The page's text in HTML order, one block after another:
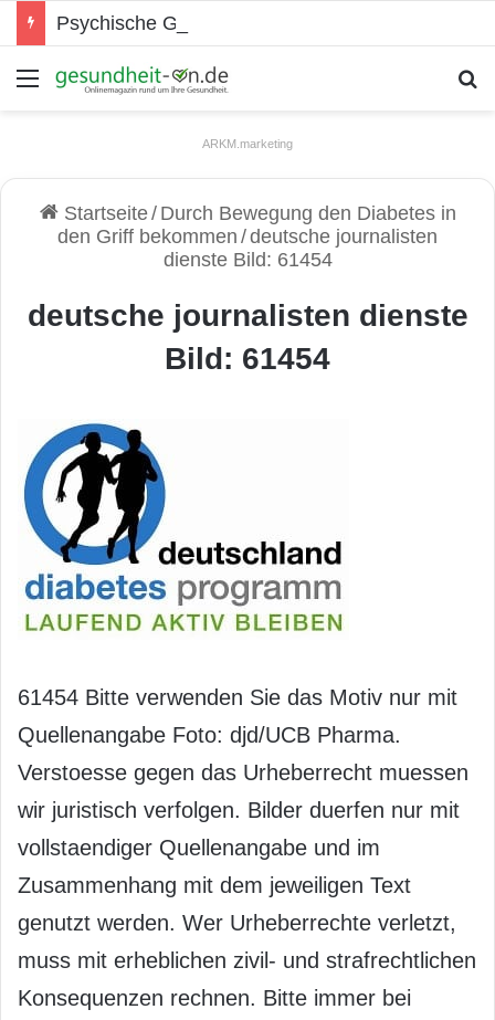
Psychische Gesundheit bei Jugendlichen
Menü
ARKM.marketing
Startseite/ Durch Bewegung den Diabetes in
den Griff bekommen /deutsche journalisten
dienste Bild: 61454
deutsche journalisten dienste
Bild: 61454
61454 Bitte verwenden Sie das Motiv nur mit
Quellenangabe Foto: djd/UCB Pharma.
Verstoesse gegen das Urheberrecht muessen
wir juristisch verfolgen. Bilder duerfen nur mit
vollstaendiger Quellenangabe und im
Zusammenhang mit dem jeweiligen Text
genutzt werden. Wer Urheberrechte verletzt,
muss mit erheblichen zivil- und strafrechtlichen
Konsequenzen rechnen. Bitte immer bei